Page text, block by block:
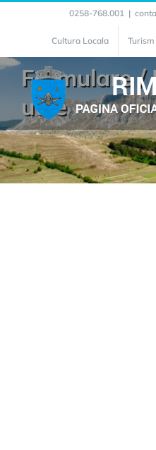
content
0258-768.001 |
Cultura Locala Turism
Formulare /
utile